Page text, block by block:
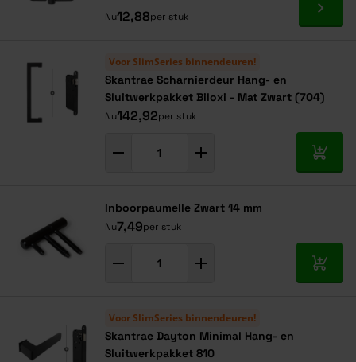
Nu12,88per stuk Ga
Voor SlimSeries binnendeuren!
Skantrae Scharnierdeur Hang- en
Sluitwerkpakket Biloxi - Mat Zwart (704)
Nu142,92per stuk
In
Inboorpaumelle Zwart 14 mm
Nu7,49per stuk
In
Voor SlimSeries binnendeuren!
Skantrae Dayton Minimal Hang- en
Sluitwerkpakket 810